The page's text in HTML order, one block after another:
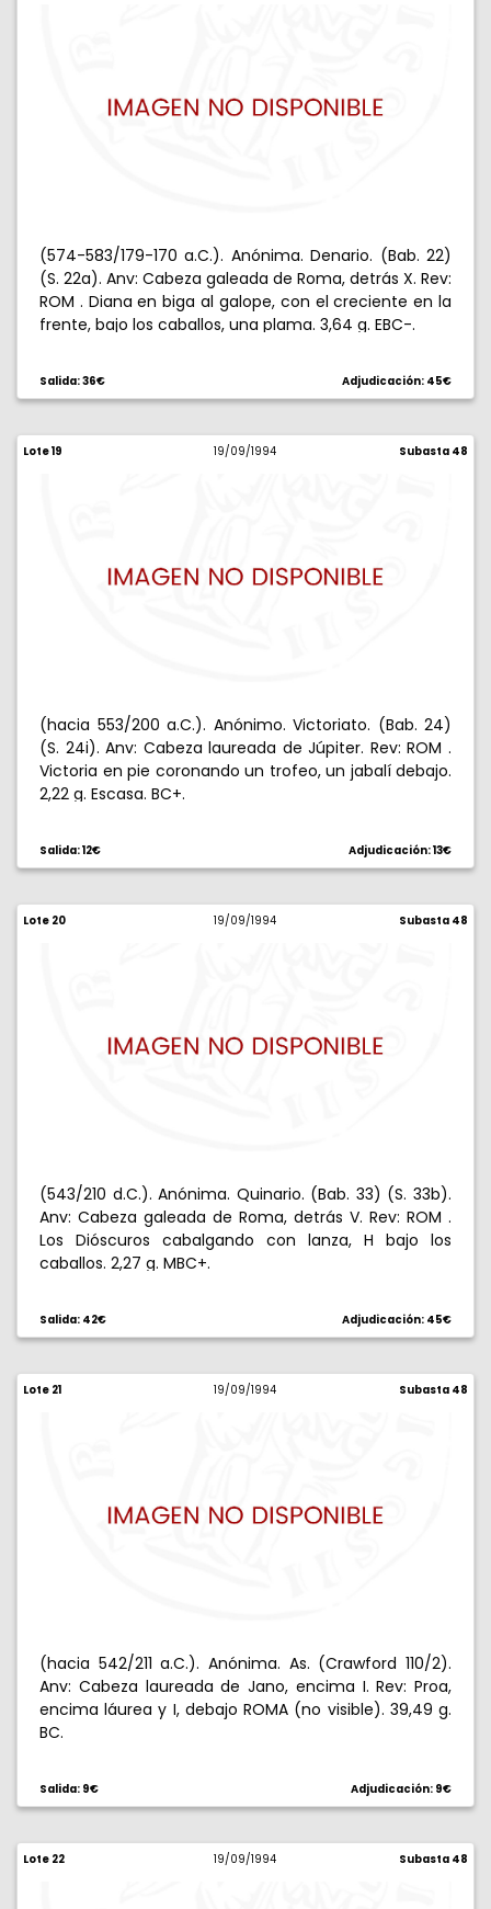
(574-583/179-170 a.C.). Anónima. Denario. (Bab. 22)
(S. 22a). Anv: Cabeza galeada de Roma, detrás X. Rev:
ROM . Diana en biga al galope, con el creciente en la
frente, bajo los caballos, una plama. 3,64 g. EBC-.
Salida: 36€ Adjudicación: 45€
Lote 19 19/09/1994 Subasta 48
(hacia 553/200 a.C.). Anónimo. Victoriato. (Bab. 24)
(S. 24i). Anv: Cabeza laureada de Júpiter. Rev: ROM .
Victoria en pie coronando un trofeo, un jabalí debajo.
2,22 g. Escasa. BC+.
Salida: 12€ Adjudicación: 13€
Lote 20 19/09/1994 Subasta 48
(543/210 d.C.). Anónima. Quinario. (Bab. 33) (S. 33b).
Anv: Cabeza galeada de Roma, detrás V. Rev: ROM .
Los Dióscuros cabalgando con lanza, H bajo los
caballos. 2,27 g. MBC+.
Salida: 42€ Adjudicación: 45€
Lote 21 19/09/1994 Subasta 48
(hacia 542/211 a.C.). Anónima. As. (Crawford 110/2).
Anv: Cabeza laureada de Jano, encima I. Rev: Proa,
encima láurea y I, debajo ROMA (no visible). 39,49 g.
BC.
Salida: 9€ Adjudicación: 9€
Lote 22 19/09/1994 Subasta 48